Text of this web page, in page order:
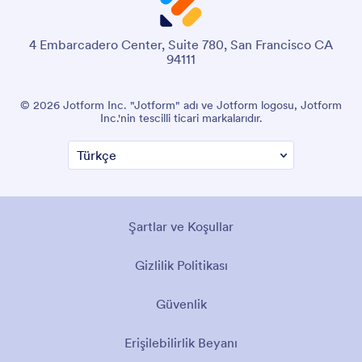
4 Embarcadero Center, Suite 780, San Francisco CA
94111
© 2026 Jotform Inc. "Jotform" adı ve Jotform logosu, Jotform
Inc.'nin tescilli ticari markalarıdır.
Şartlar ve Koşullar
Gizlilik Politikası
Güvenlik
Erişilebilirlik Beyanı